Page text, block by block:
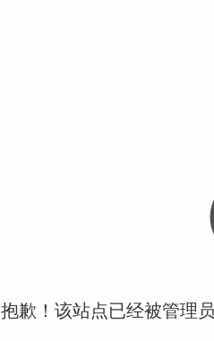
抱歉！该站点已经被管理